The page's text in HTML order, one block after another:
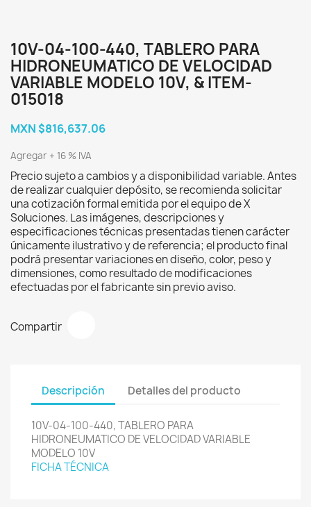
10V-04-100-440, TABLERO PARA
HIDRONEUMATICO DE VELOCIDAD
VARIABLE MODELO 10V, & ITEM-
015018
MXN $816,637.06
Agregar + 16 % IVA
Precio sujeto a cambios y a disponibilidad variable. Antes
de realizar cualquier depósito, se recomienda solicitar
una cotización formal emitida por el equipo de X
Soluciones. Las imágenes, descripciones y
especificaciones técnicas presentadas tienen carácter
únicamente ilustrativo y de referencia; el producto final
podrá presentar variaciones en diseño, color, peso y
dimensiones, como resultado de modificaciones
efectuadas por el fabricante sin previo aviso.
Compartir
Descripción Detalles del producto
10V-04-100-440, TABLERO PARA
HIDRONEUMATICO DE VELOCIDAD VARIABLE
MODELO 10V
FICHA TÉCNICA